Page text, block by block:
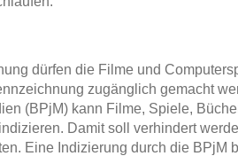
dürfen die Filme und
zugänglich gemacht
(BPjM) kann Filme, Spiele,
Damit soll verhindert
Eine Indizierung durch die BPjM